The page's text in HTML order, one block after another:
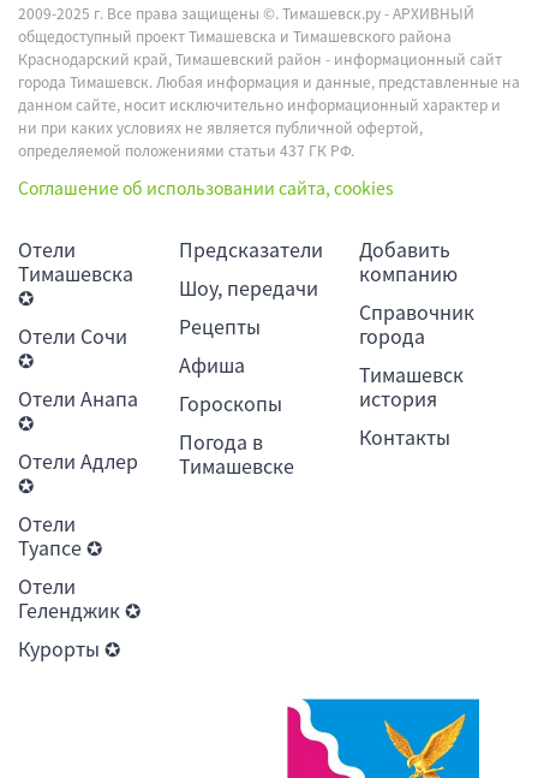
2009-2025 г. Все права защищены ©.Тимашевск.ру - АРХИВНЫЙ
общедоступный проект Тимашевска и Тимашевского района
Краснодарский край, Тимашевский район - информационный сайт
города Тимашевск. Любая информация и данные, представленные на
данном сайте, носит исключительно информационный характер и
ни при каких условиях не является публичной офертой,
определяемой положениями статьи 437 ГК РФ.
Соглашение об использовании сайта, cookies
Отели
Тимашевска
✪
Отели Сочи
✪
Отели Анапа
✪
Отели Адлер
✪
Отели
Туапсе ✪
Отели
Геленджик ✪
Курорты ✪
Предсказатели
Шоу, передачи
Рецепты
Афиша
Гороскопы
Погода в
Тимашевске
Добавить
компанию
Справочник
города
Тимашевск
история
Контакты